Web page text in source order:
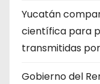
Yucatán
científica para
transmitidas
Gobierno del